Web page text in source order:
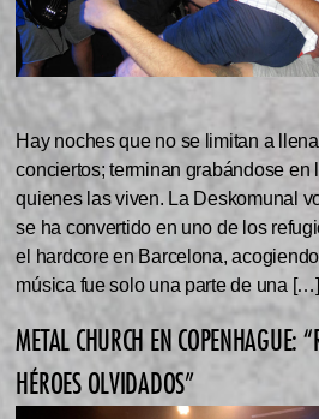
Hay noches que no se limitan a
conciertos; terminan grabándose en
quienes las viven. La Deskomunal
se ha convertido en uno de los
el hardcore en Barcelona,
música fue solo una parte de una […]
METAL CHURCH EN COPENHAGUE:
HÉROES OLVIDADOS”